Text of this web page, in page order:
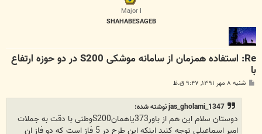
Major I
SHAHABESAGEB
Re: استفاده همزمان از سامانه موشکی S200 در دو حوزه ارتفاع
با
پ شنبه ۸ مهر ۱۳۹۱, ۹:۴۷ ق.ظ
jas_gholami_1347 نوشته شده:
دوستان سلام این هم از باور373یاهمانS200وطنی با دقت به جملات
امیر اسماعیلی توجه کنید اینکه این طرح در 5 فاز است که دو فاز ان